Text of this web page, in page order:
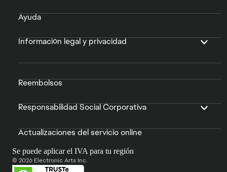
Ayuda
Información legal y privacidad
Reembolsos
Responsabilidad Social Corporativa
Actualizaciones del servicio online
Se puede aplicar el IVA para tu región
© 2026 Electronic Arts Inc.